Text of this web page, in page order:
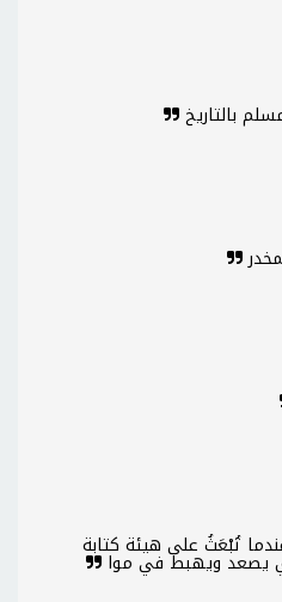
بالتاريخ
تُبْعَثُ على هيئة كتابة
يصعد ويهبط في موا